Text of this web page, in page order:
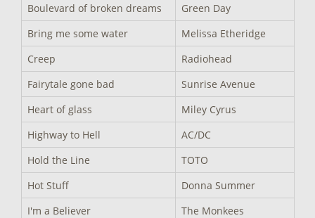
Boulevard of broken dreams
Green Day
Bring me some water
Melissa Etheridge
Creep
Radiohead
Fairytale gone bad
Sunrise Avenue
Heart of glass
Miley Cyrus
Highway to Hell
AC/DC
Hold the Line
TOTO
Hot Stuff
Donna Summer
I'm a Believer
The Monkees